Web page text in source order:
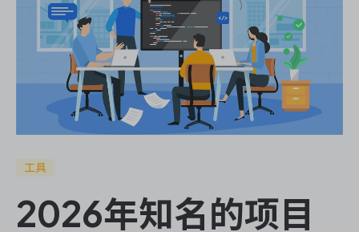
ONES Project
ONES Wiki
ONES Desk
工具
2026年知名的项目